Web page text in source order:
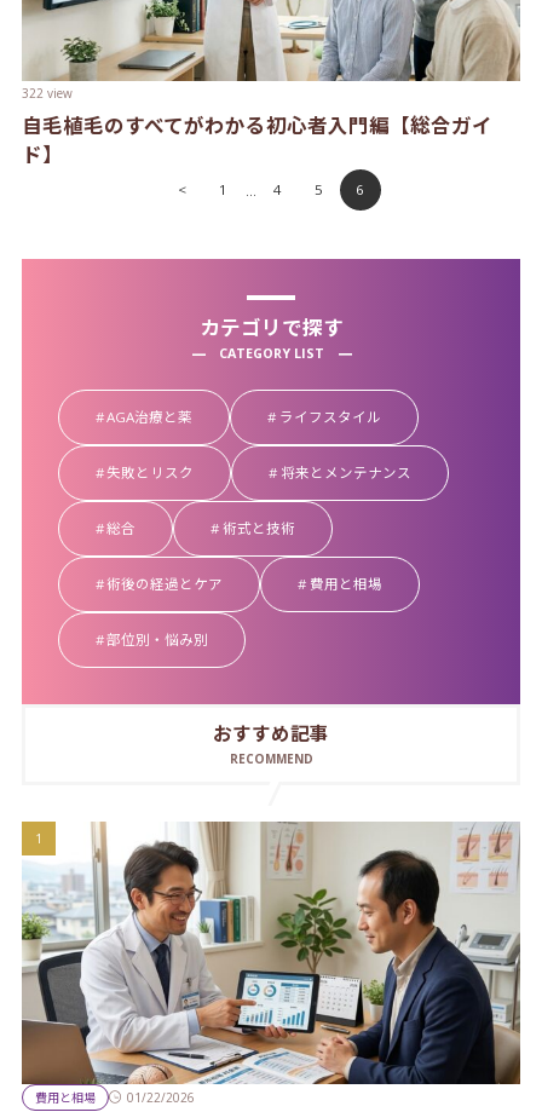
322 view
自毛植毛のすべてがわかる初心者入門編【総合ガイ
ド】
< 1 4 5 6
カテゴリで探す
CATEGORY LIST
AGA治療と薬 ライフスタイル
失敗とリスク 将来とメンテナンス
総合 術式と技術
術後の経過とケア 費用と相場
部位別・悩み別
おすすめ記事
RECOMMEND
費用と相場 01/22/2026